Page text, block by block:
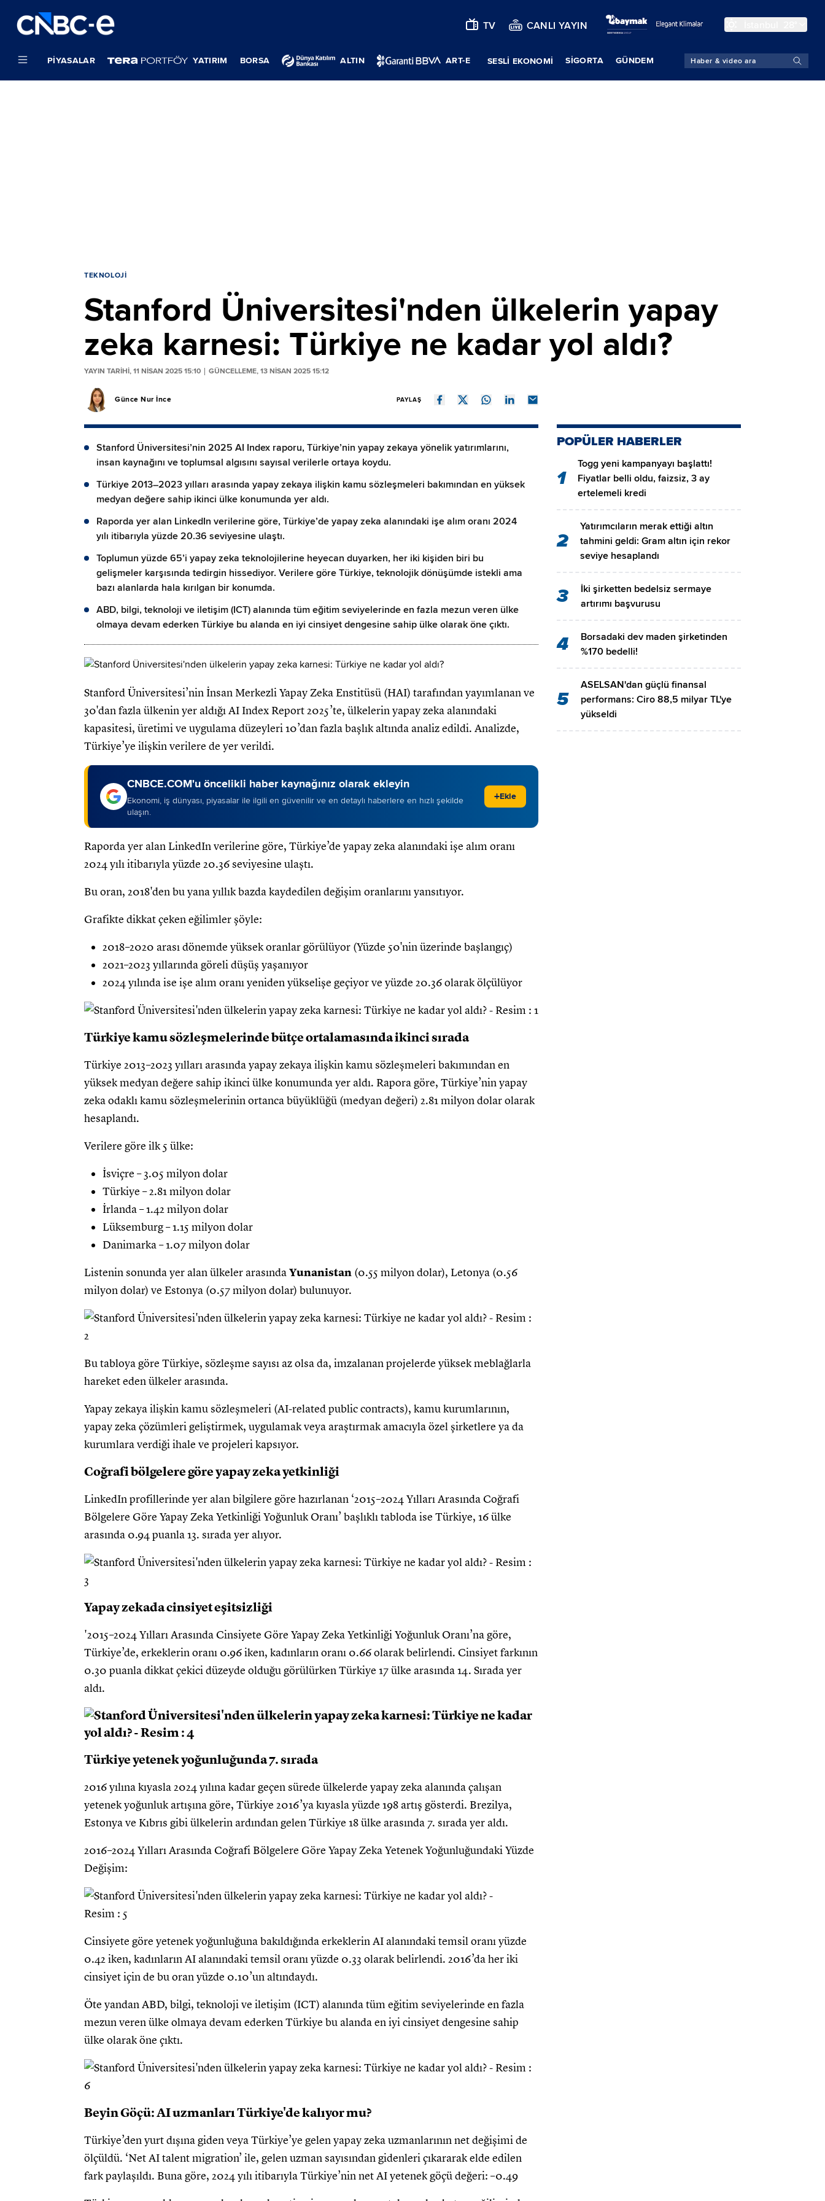
TV CANLI YAYIN
PIYASALAR YATIRIM BORSA ALTIN ART-E SESLİ EKONOMİ SIGORTA GÜNDEM
TEKNOLOJI
Stanford Üniversitesi'nden ülkelerin yapay
zeka karnesi: Türkiye ne kadar yol aldı?
YAYIN TARİHİ, 11 NISAN 2025 15:10 GÜNCELLEME, 13 NISAN 2025 15:12
Günce Nur İnce PAYLAŞ
Stanford Üniversitesi’nin 2025 AI Index raporu, Türkiye’nin yapay zekaya yönelik yatırımlarını,
insan kaynağını ve toplumsal algısını sayısal verilerle ortaya koydu.
Türkiye 2013–2023 yılları arasında yapay zekaya ilişkin kamu sözleşmeleri bakımından en yüksek
medyan değere sahip ikinci ülke konumunda yer aldı.
Raporda yer alan LinkedIn verilerine göre, Türkiye’de yapay zeka alanındaki işe alım oranı 2024
yılı itibarıyla yüzde 20.36 seviyesine ulaştı.
Toplumun yüzde 65’i yapay zeka teknolojilerine heyecan duyarken, her iki kişiden biri bu
gelişmeler karşısında tedirgin hissediyor. Verilere göre Türkiye, teknolojik dönüşümde istekli ama
bazı alanlarda hala kırılgan bir konumda.
ABD, bilgi, teknoloji ve iletişim (ICT) alanında tüm eğitim seviyelerinde en fazla mezun veren ülke
olmaya devam ederken Türkiye bu alanda en iyi cinsiyet dengesine sahip ülke olarak öne çıktı.
Stanford Üniversitesi’nin İnsan Merkezli Yapay Zeka Enstitüsü (HAI) tarafından yayımlanan ve
30'dan fazla ülkenin yer aldığı AI Index Report 2025’te, ülkelerin yapay zeka alanındaki
kapasitesi, üretimi ve uygulama düzeyleri 10’dan fazla başlık altında analiz edildi. Analizde,
Türkiye’ye ilişkin verilere de yer verildi.
CNBCE.COM'u öncelikli haber kaynağınız olarak ekleyin
Ekonomi, iş dünyası, piyasalar ile ilgili en güvenilir ve en detaylı haberlere en hızlı şekilde
ulaşın.
+Ekle
Raporda yer alan LinkedIn verilerine göre, Türkiye’de yapay zeka alanındaki işe alım oranı
2024 yılı itibarıyla yüzde 20.36 seviyesine ulaştı.
Bu oran, 2018'den bu yana yıllık bazda kaydedilen değişim oranlarını yansıtıyor.
Grafikte dikkat çeken eğilimler şöyle:
2018–2020 arası dönemde yüksek oranlar görülüyor (Yüzde 50'nin üzerinde başlangıç)
2021–2023 yıllarında göreli düşüş yaşanıyor
2024 yılında ise işe alım oranı yeniden yükselişe geçiyor ve yüzde 20.36 olarak ölçülüyor
Türkiye kamu sözleşmelerinde bütçe ortalamasında ikinci sırada
Türkiye 2013–2023 yılları arasında yapay zekaya ilişkin kamu sözleşmeleri bakımından en
yüksek medyan değere sahip ikinci ülke konumunda yer aldı. Rapora göre, Türkiye’nin yapay
zeka odaklı kamu sözleşmelerinin ortanca büyüklüğü (medyan değeri) 2.81 milyon dolar olarak
hesaplandı.
Verilere göre ilk 5 ülke:
İsviçre – 3.05 milyon dolar
Türkiye – 2.81 milyon dolar
İrlanda – 1.42 milyon dolar
Lüksemburg – 1.15 milyon dolar
Danimarka – 1.07 milyon dolar
Listenin sonunda yer alan ülkeler arasındaYunanistan (0.55 milyon dolar), Letonya (0.56
milyon dolar) ve Estonya (0.57 milyon dolar) bulunuyor.
Bu tabloya göre Türkiye, sözleşme sayısı az olsa da, imzalanan projelerde yüksek meblağlarla
hareket eden ülkeler arasında.
Yapay zekaya ilişkin kamu sözleşmeleri (AI-related public contracts), kamu kurumlarının,
yapay zeka çözümleri geliştirmek, uygulamak veya araştırmak amacıyla özel şirketlere ya da
kurumlara verdiği ihale ve projeleri kapsıyor.
Coğrafi bölgelere göre yapay zeka yetkinliği
LinkedIn profillerinde yer alan bilgilere göre hazırlanan ‘2015–2024 Yılları Arasında Coğrafi
Bölgelere Göre Yapay Zeka Yetkinliği Yoğunluk Oranı’ başlıklı tabloda ise Türkiye, 16 ülke
arasında 0.94 puanla 13. sırada yer alıyor.
Yapay zekada cinsiyet eşitsizliği
'2015–2024 Yılları Arasında Cinsiyete Göre Yapay Zeka Yetkinliği Yoğunluk Oranı’na göre,
Türkiye’de, erkeklerin oranı 0.96 iken, kadınların oranı 0.66 olarak belirlendi. Cinsiyet farkının
0.30 puanla dikkat çekici düzeyde olduğu görülürken Türkiye 17 ülke arasında 14. Sırada yer
aldı.
Türkiye yetenek yoğunluğunda 7. sırada
2016 yılına kıyasla 2024 yılına kadar geçen sürede ülkelerde yapay zeka alanında çalışan
yetenek yoğunluk artışına göre, Türkiye 2016’ya kıyasla yüzde 198 artış gösterdi. Brezilya,
Estonya ve Kıbrıs gibi ülkelerin ardından gelen Türkiye 18 ülke arasında 7. sırada yer aldı.
2016–2024 Yılları Arasında Coğrafi Bölgelere Göre Yapay Zeka Yetenek Yoğunluğundaki Yüzde
Değişim:
Cinsiyete göre yetenek yoğunluğuna bakıldığında erkeklerin AI alanındaki temsil oranı yüzde
0.42 iken, kadınların AI alanındaki temsil oranı yüzde 0.33 olarak belirlendi. 2016’da her iki
cinsiyet için de bu oran yüzde 0.10’un altındaydı.
Öte yandan ABD, bilgi, teknoloji ve iletişim (ICT) alanında tüm eğitim seviyelerinde en fazla
mezun veren ülke olmaya devam ederken Türkiye bu alanda en iyi cinsiyet dengesine sahip
ülke olarak öne çıktı.
Beyin Göçü: AI uzmanları Türkiye'de kalıyor mu?
Türkiye’den yurt dışına giden veya Türkiye’ye gelen yapay zeka uzmanlarının net değişimi de
ölçüldü. ‘Net AI talent migration’ ile, gelen uzman sayısından gidenleri çıkararak elde edilen
fark paylaşıldı. Buna göre, 2024 yılı itibarıyla Türkiye’nin net AI yetenek göçü değeri: –0.49
POPÜLER HABERLER
1
Togg yeni kampanyayı başlattı!
Fiyatlar belli oldu, faizsiz, 3 ay
ertelemeli kredi
2
Yatırımcıların merak ettiği altın
tahmini geldi: Gram altın için rekor
seviye hesaplandı
3
İki şirketten bedelsiz sermaye
artırımı başvurusu
4
Borsadaki dev maden şirketinden
%170 bedelli!
5
ASELSAN'dan güçlü finansal
performans: Ciro 88,5 milyar TL'ye
yükseldi